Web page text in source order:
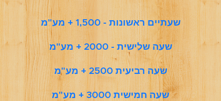
שעתיים ראשונות - 1,500 + מע"מ
שעה שלישית - 2000 + מע"מ
שעה רביעית 2500 + מע"מ
שעה חמישית 3000 + מע"מ